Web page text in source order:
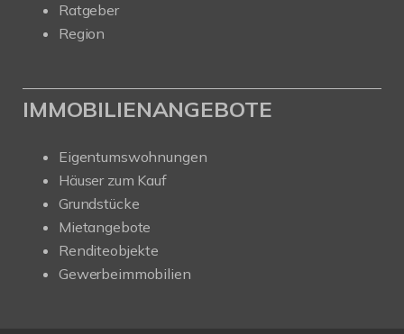
Ratgeber
Region
IMMOBILIENANGEBOTE
Eigentumswohnungen
Häuser zum Kauf
Grundstücke
Mietangebote
Renditeobjekte
Gewerbeimmobilien